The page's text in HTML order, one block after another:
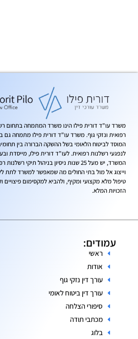
משרד עו"ד דורית פילו הינו משרד המתמחה בתחום
רפואית ונזקי גוף. משרד עו"ד דורית פילו מתמחה גם
המוסד לביטוח הלאומי בשל ההשקה הברורה בין
לנפגעי רשלנות רפואית. לעו"ד דורית פילו, מייסדת
המשרד, יש מעל 25 שנות ניסיון בניהול תיקי
וייצוג אל מול בתי החולים מה שמאפשר למשרד לתת
טיפול מלא מקצועי ומקיף, ולהביא למקסימום פיצויים
הזכויות המלא.
עמודים:
ראשי
אודות
עורך דין נזקי גוף
עורך דין ביטוח לאומי
סיפורי הצלחה
מכתבי תודה
בלוג